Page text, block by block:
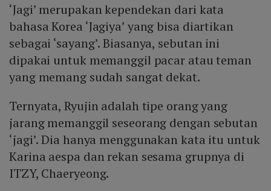
‘Jagi’ merupakan kependekan dari kata
bahasa Korea ‘Jagiya’ yang bisa diartikan
sebagai ‘sayang’. Biasanya, sebutan ini
dipakai untuk memanggil pacar atau teman
yang memang sudah sangat dekat.
Ternyata, Ryujin adalah tipe orang yang
jarang memanggil seseorang dengan sebutan
‘jagi’. Dia hanya menggunakan kata itu untuk
Karina aespa dan rekan sesama grupnya di
ITZY, Chaeryeong.